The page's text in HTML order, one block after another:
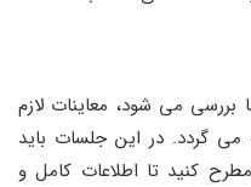
می شود، معاینات لازم
می گردد. در این جلسات باید
کنید تا اطلاعات کامل و